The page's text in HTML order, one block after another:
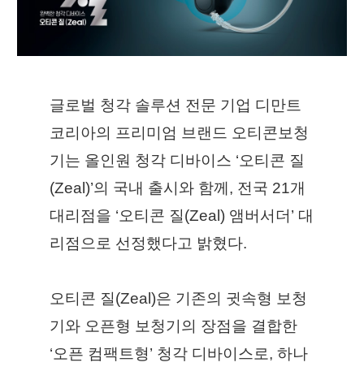
글로벌 청각 솔루션 전문 기업 디만트
코리아의 프리미엄 브랜드 오티콘보청
기는 올인원 청각 디바이스 ‘오티콘 질
(Zeal)’의 국내 출시와 함께, 전국 21개
대리점을 ‘오티콘 질(Zeal) 앰버서더’ 대
리점으로 선정했다고 밝혔다.
오티콘 질(Zeal)은 기존의 귓속형 보청
기와 오픈형 보청기의 장점을 결합한
‘오픈 컴팩트형’ 청각 디바이스로, 하나